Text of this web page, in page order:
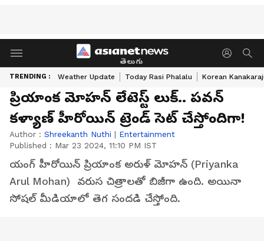
తెలుగు
TRENDING : Weather Update Today Rasi Phalalu Korean
ప్రియాంక మోహన్ లేటెస్ట్ లుక్.. పవన్
కళ్యాణ్ హీరోయిన్ ట్రెండ్ సెట్ చేస్తోందిగా!
Author : Shreekanth Nuthi | Entertainment
Published : Mar 23 2024, 11:10 PM IST
యంగ్ హీరోయిన్ ప్రియాంక అరుళ్ మోహన్ (Priyanka
Arul Mohan) వరుస చిత్రాలతో బిజీగా ఉంది. అయినా
సోషల్ మీడియాలో తెగ సందడి చేస్తోంది.